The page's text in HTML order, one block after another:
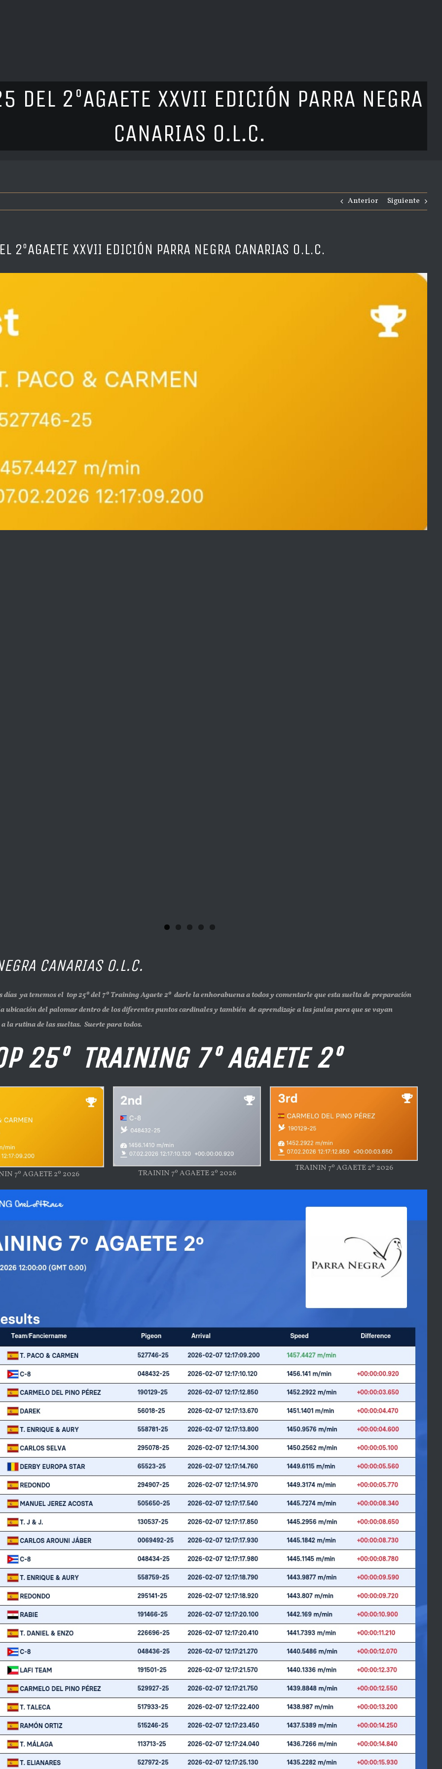
DEL 2ºAGAETE XXVII EDICIÓN PARRA NEGRA
CANARIAS O.L.C.
Anterior Siguiente
2ºAGAETE XXVII EDICIÓN PARRA NEGRA CANARIAS O.L.C.
CANARIAS O.L.C.
tenemos el top 25º del 7º Training Agaete 2º darle la enhorabuena a todos y comentarle que esta suelta de preparación
ubicación del palomar dentro de los diferentes puntos cardinales y también de aprendizaje a las jaulas para que se vayan
la rutina de las sueltas. Suerte para todos.
TRAINING 7º AGAETE 2º
7º AGAETE 2º 2026 TRAININ 7º AGAETE 2º 2026
TRAININ 7º AGAETE 2º 2026